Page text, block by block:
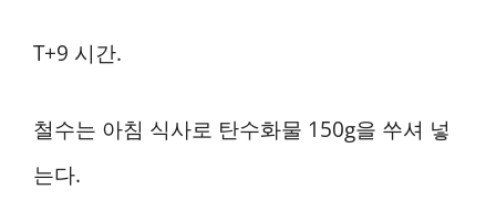
T+9 시간.
철수는 아침 식사로 탄수화물 150g을 쑤셔 넣
는다.